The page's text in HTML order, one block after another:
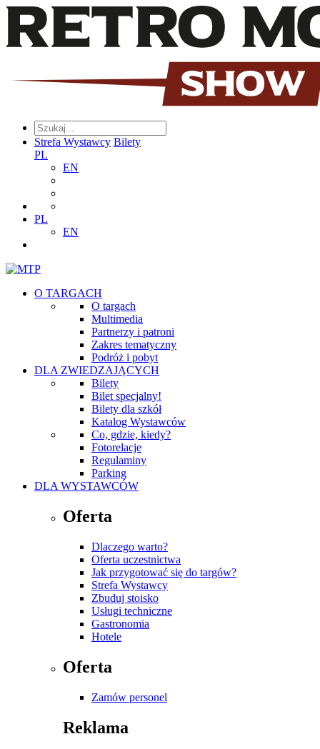
Strefa Wystawcy Bilety
PL
EN
PL
EN
O TARGACH
O targach
Multimedia
Partnerzy i patroni
Zakres tematyczny
Podróż i pobyt
DLA ZWIEDZAJĄCYCH
Bilety
Bilet specjalny!
Bilety dla szkół
Katalog Wystawców
Co, gdzie, kiedy?
Fotorelacje
Regulaminy
Parking
DLA WYSTAWCÓW
Oferta
Dlaczego warto?
Oferta uczestnictwa
Jak przygotować się do targów?
Strefa Wystawcy
Zbuduj stoisko
Usługi techniczne
Gastronomia
Hotele
Oferta
Zamów personel
Reklama